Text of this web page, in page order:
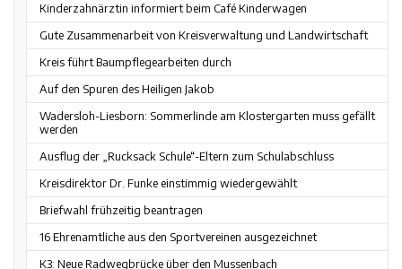
Kinderzahnärztin informiert beim Café Kinderwagen
Gute Zusammenarbeit von Kreisverwaltung und Landwirtschaft
Kreis führt Baumpflegearbeiten durch
Auf den Spuren des Heiligen Jakob
Wadersloh-Liesborn: Sommerlinde am Klostergarten muss gefällt
werden
Ausflug der „Rucksack Schule“-Eltern zum Schulabschluss
Kreisdirektor Dr. Funke einstimmig wiedergewählt
Briefwahl frühzeitig beantragen
16 Ehrenamtliche aus den Sportvereinen ausgezeichnet
K3: Neue Radwegbrücke über den Mussenbach